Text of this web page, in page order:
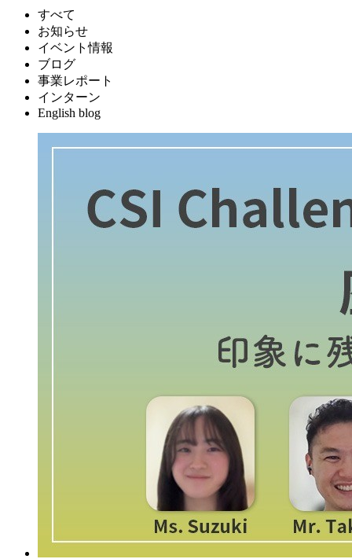
すべて
お知らせ
イベント情報
ブログ
事業レポート
インターン
English blog